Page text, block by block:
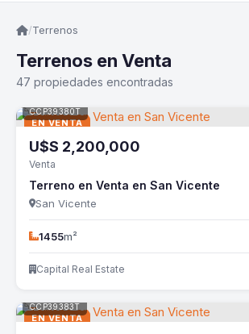
/Terrenos
Terrenos en Venta
47 propiedades encontradas
EN VENTA
CCP39380T
U$S 2,200,000
Venta
Terreno en Venta en San Vicente
San Vicente
1455m²
Capital Real Estate
EN VENTA
CCP39383T